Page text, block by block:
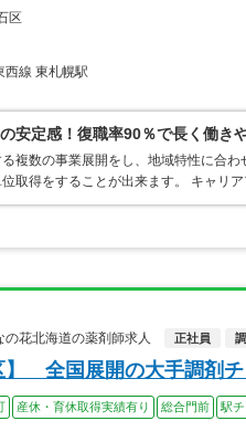
区
西線 東札幌駅
安定感！復職率90％で長く働き
複数の事業展開をし、地域特性に合
取得をすることが出来ます。 キャリ
花北海道の薬剤師求人
正社員
】 全国展開の大手調剤
産休・育休取得実績有り 総合門前 駅チ